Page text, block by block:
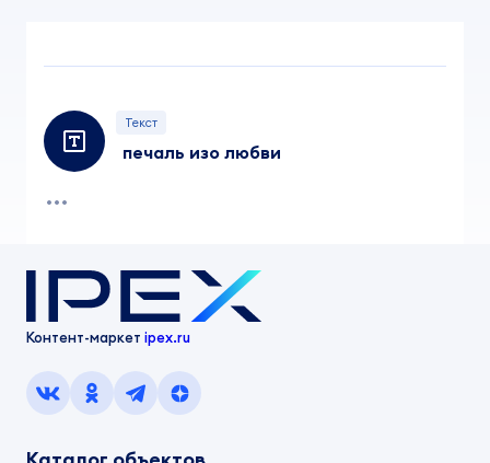
Текст
печаль изо любви
Контент-маркет ipex.ru